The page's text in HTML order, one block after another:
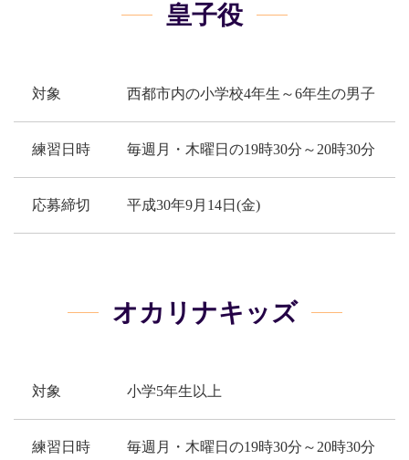
皇子役
対象 西都市内の小学校4年生～6年生の男子
練習日時 毎週月・木曜日の19時30分～20時30分
応募締切 平成30年9月14日(金)
オカリナキッズ
対象 小学5年生以上
練習日時 毎週月・木曜日の19時30分～20時30分